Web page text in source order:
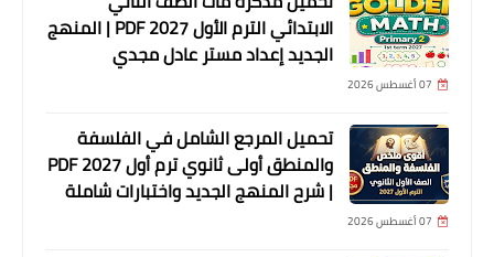
الابتدائي الترم الأول 2027 PDF | المنهج
الجديد إعداد مستر عادل مجدي
07 أغسطس 2026
تحميل المرجع الشامل في الفلسفة
والمنطق أولى ثانوي ترم أول 2027 PDF
| شرح المنهج الجديد واختبارات شاملة
07 أغسطس 2026